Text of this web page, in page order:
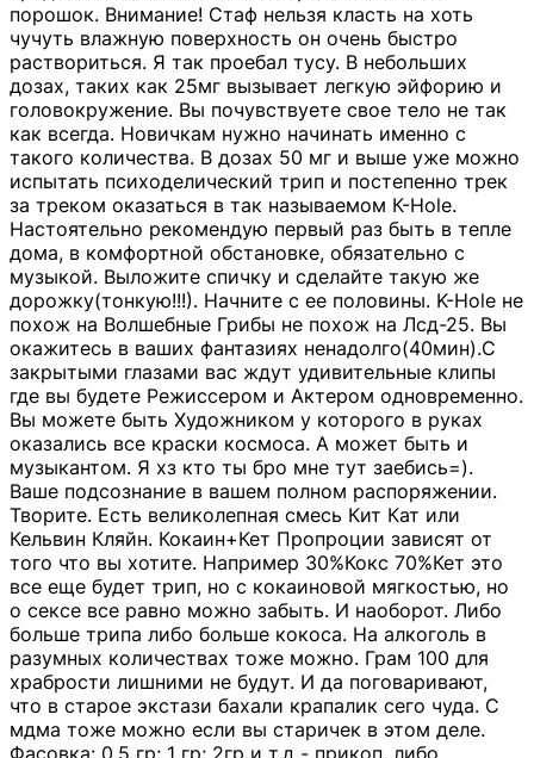
порошок. Внимание! Стаф нельзя класть на хоть
чучуть влажную поверхность он очень быстро
раствориться. Я так проебал тусу. В небольших
дозах, таких как 25мг вызывает легкую эйфорию и
головокружение. Вы почувствуете свое тело не так
как всегда. Новичкам нужно начинать именно с
такого количества. В дозах 50 мг и выше уже можно
испытать психоделический трип и постепенно трек
за треком оказаться в так называемом К-Hole.
Настоятельно рекомендую первый раз быть в тепле
дома, в комфортной обстановке, обязательно с
музыкой. Выложите спичку и сделайте такую же
дорожку(тонкую!!!). Начните с ее половины. K-Hole не
похож на Волшебные Грибы не похож на Лсд-25. Вы
окажитесь в ваших фантазиях ненадолго(40мин).С
закрытыми глазами вас ждут удивительные клипы
где вы будете Режиссером и Актером одновременно.
Вы можете быть Художником у которого в руках
оказались все краски космоса. А может быть и
музыкантом. Я хз кто ты бро мне тут заебись=).
Ваше подсознание в вашем полном распоряжении.
Творите. Есть великолепная смесь Кит Кат или
Кельвин Кляйн. Кокаин+Кет Пропроции зависят от
того что вы хотите. Например 30%Кокс 70%Кет это
все еще будет трип, но с кокаиновой мягкостью, но
о сексе все равно можно забыть. И наоборот. Либо
больше трипа либо больше кокоса. На алкоголь в
разумных количествах тоже можно. Грам 100 для
храбрости лишними не будут. И да поговаривают,
что в старое экстази бахали крапалик сего чуда. С
мдма тоже можно если вы старичек в этом деле.
Фасовка: 0,5 гр; 1 гр; 2гр и т.д - прикоп, либо